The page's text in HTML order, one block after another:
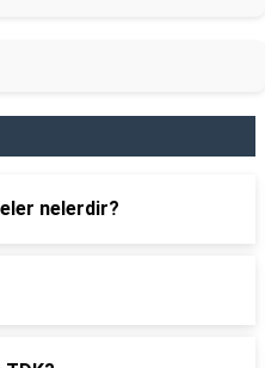
nelerdir?